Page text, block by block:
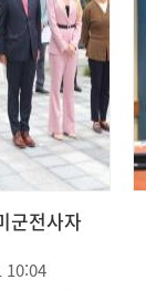
군전사자
10:04